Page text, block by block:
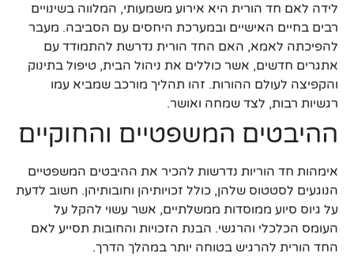
לידה לאם חד הורית היא אירוע משמעותי, המלווה בשינויים
רבים בחיים האישיים ובמערכת היחסים עם הסביבה. מעבר
להפיכתה לאמא, האם החד הורית נדרשת להתמודד עם
אתגרים חדשים, אשר כוללים את ניהול הבית, טיפול בתינוק
והקפיצה לעולם ההורות. זהו תהליך מורכב שמביא עמו
רגשיות רבות, לצד שמחה ואושר.
ההיבטים המשפטיים והחוקיים
אימהות חד הוריות נדרשות להכיר את ההיבטים המשפטיים
הנוגעים לסטטוס שלהן, כולל זכויותיהן וחובותיהן. חשוב לדעת
על גיוס סיוע ממוסדות ממשלתיים, אשר עשוי להקל על
העומס הכלכלי והרגשי. הבנת הזכויות והחובות תסייע לאם
החד הורית להרגיש בטוחה יותר במהלך הדרך.